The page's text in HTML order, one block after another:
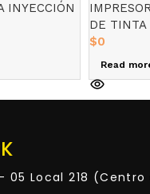
INYECCIÓN
DE TINTA
$0
Read
05 Local 218 (Centro